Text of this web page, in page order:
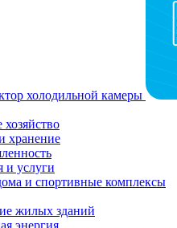
холодильной камеры
хозяйство
хранение
и услуги
и спортивные комплексы
жилых зданий
энергия